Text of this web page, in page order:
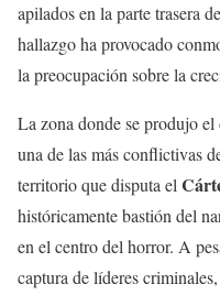
apilados en la parte trasera
hallazgo ha provocado
la preocupación sobre la
La zona donde se produjo
una de las más conflictivas
territorio que disputa el
históricamente bastión del
en el centro del horror. A
captura de líderes